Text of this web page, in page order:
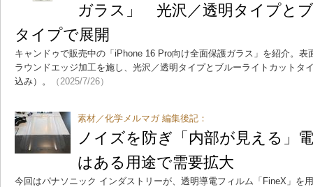
ガラス」 光沢／透明タイプと
タイプで展開
キャンドゥで販売中の「iPhone 16 Pro向け全面保護ガラス」を紹介。表
ラウンドエッジ加工を施し、光沢／透明タイプとブルーライトカットタ
込み）。
（2025/7/26）
素材／化学メルマガ 編集後記：
ノイズを防ぎ「内部が見える」
はある用途で需要拡大
今回はパナソニック インダストリーが、透明導電フィルム「FineX」を